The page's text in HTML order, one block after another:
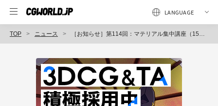
TOP ニュース ［お知らせ］第114回：マテリアル集中講座（15）～リンゴをつくろう（3）～が配信開始（BlenderでCGをはじめよう！ゼロから学ぶ3DCG教室）